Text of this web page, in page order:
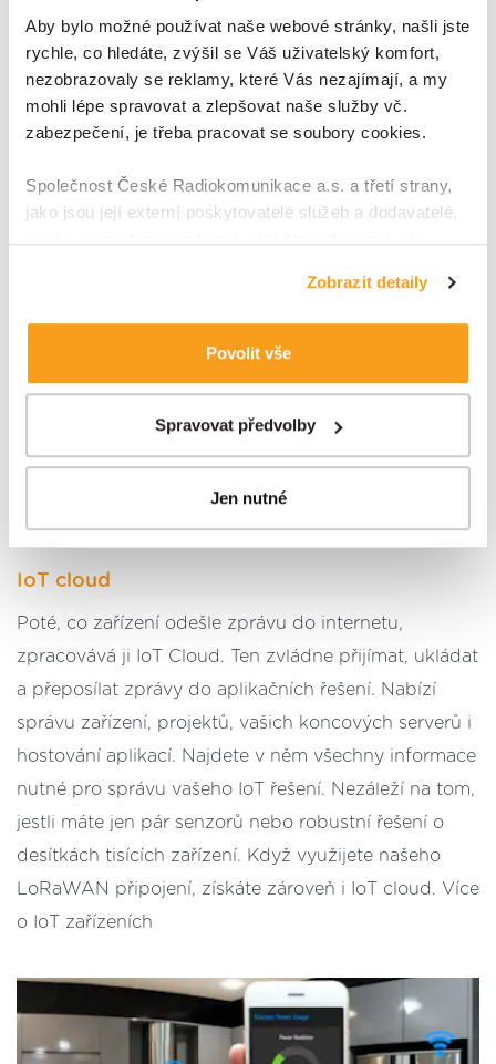
Aby bylo možné používat naše webové stránky, našli jste
rychle, co hledáte, zvýšil se Váš uživatelský komfort,
nezobrazovaly se reklamy, které Vás nezajímají, a my
mohli lépe spravovat a zlepšovat naše služby vč.
zabezpečení, je třeba pracovat se soubory cookies.
Společnost České Radiokomunikace a.s. a třetí strany,
jako jsou její externí poskytovatelé služeb a dodavatelé,
zdokonalováním svých služeb a zobrazované reklamy,
svých služeb, k analýze a vylepšování jejich výkonu i
zájem upravovat nastavení cookies, lze tak učinit
tlačítka Spravovat předvolby; zde se
rovněž dozvíte podmínky použití cookies a jejich
postupy a použitím, pak klikněte na
a pokračujte dál na naše stránky. Váš souhlas
možnosti můžete kdykoliv změnit nebo odvolat souhlas
ve svém nastavení.
Zobrazit detaily
Povolit vše
Spravovat předvolby
Jen nutné
Koncová IoT zařízení
Jedním z pilířů každého IoT ekosystému je senzor,
množství veličin. Třeba teplotu, vlhkost, hluk, kvalitu
vzduchu nebo průtok vody.
IoT cloud
Poté, co zařízení odešle zprávu do internetu,
zpracovává ji IoT Cloud. Ten zvládne přijímat, ukládat
a přeposílat zprávy do aplikačních řešení. Nabízí
správu zařízení, projektů, vašich koncových serverů i
hostování aplikací. Najdete v něm všechny informace
nutné pro správu vašeho IoT řešení. Nezáleží na tom,
jestli máte jen pár senzorů nebo robustní řešení o
desítkách tisících zařízení. Když využijete našeho
LoRaWAN připojení, získáte zároveň i IoT cloud. Více
o IoT zařízeních